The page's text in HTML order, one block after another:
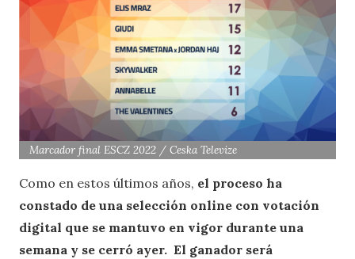
Marcador final ESCZ 2022 / Ceska Televize
Como en estos últimos años, el proceso ha
constado de una selección online con votación
digital que se mantuvo en vigor durante una
semana y se cerró ayer. El ganador será